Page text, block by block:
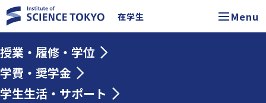
在学生 Menu
授業・履修・学位
学費・奨学金
学生生活・サポート